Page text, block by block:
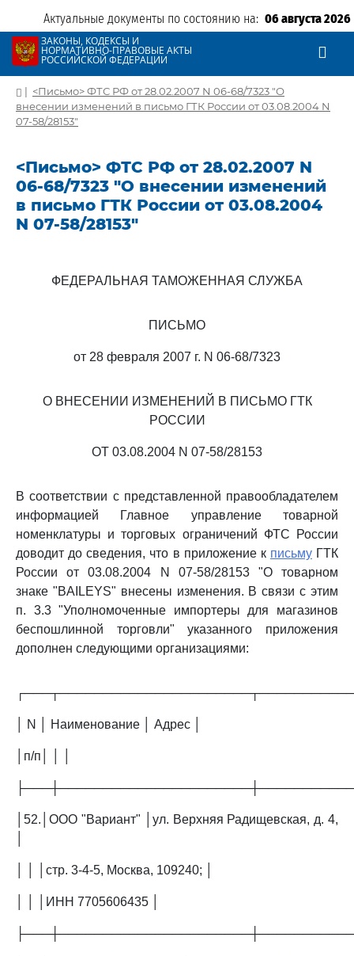
Актуальные документы по состоянию на: 06 августа 2026
ЗАКОНЫ, КОДЕКСЫ И
НОРМАТИВНО-ПРАВОВЫЕ АКТЫ
РОССИЙСКОЙ ФЕДЕРАЦИИ
| <Письмо> ФТС РФ от 28.02.2007 N 06-68/7323 "О
внесении изменений в письмо ГТК России от 03.08.2004 N
07-58/28153"
<Письмо> ФТС РФ от 28.02.2007 N
06-68/7323 "О внесении изменений
в письмо ГТК России от 03.08.2004
N 07-58/28153"
ФЕДЕРАЛЬНАЯ ТАМОЖЕННАЯ СЛУЖБА
ПИСЬМО
от 28 февраля 2007 г. N 06-68/7323
О ВНЕСЕНИИ ИЗМЕНЕНИЙ В ПИСЬМО ГТК
РОССИИ
ОТ 03.08.2004 N 07-58/28153
В соответствии с представленной правообладателем
информацией Главное управление товарной
номенклатуры и торговых ограничений ФТС России
доводит до сведения, что в приложение к письмуГТК
России от 03.08.2004 N 07-58/28153 "О товарном
знаке "BAILEYS" внесены изменения. В связи с этим
п. 3.3 "Уполномоченные импортеры для магазинов
беспошлинной торговли" указанного приложения
дополнен следующими организациями:
│ N │ Наименование │ Адрес │
│п/п│ │ │
│52.│ООО "Вариант" │ул. Верхняя Радищевская, д. 4,
│ │ │стр. 3-4-5, Москва, 109240; │
│ │ │ИНН 7705606435 │